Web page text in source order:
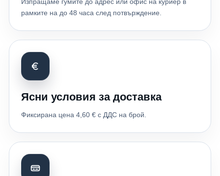
рамките на до 48 часа след потвърждение.
Ясни условия за доставка
Фиксирана цена 4,60 € с ДДС на брой.